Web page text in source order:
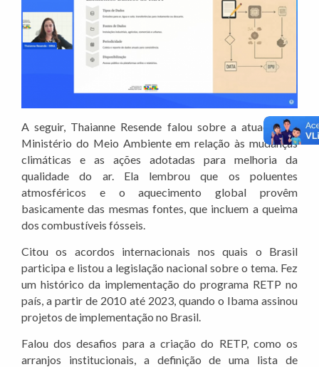
A seguir, Thaianne Resende falou sobre a atuação do
Ministério do Meio Ambiente em relação às mudanças
climáticas e as ações adotadas para melhoria da
qualidade do ar. Ela lembrou que os poluentes
atmosféricos e o aquecimento global provêm
basicamente das mesmas fontes, que incluem a queima
dos combustíveis fósseis.
Citou os acordos internacionais nos quais o Brasil
participa e listou a legislação nacional sobre o tema. Fez
um histórico da implementação do programa RETP no
país, a partir de 2010 até 2023, quando o Ibama assinou
projetos de implementação no Brasil.
Falou dos desafios para a criação do RETP, como os
arranjos institucionais, a definição de uma lista de